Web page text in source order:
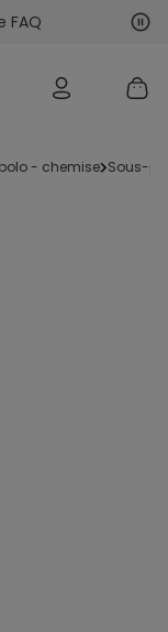
FAQ
- chemise sous-